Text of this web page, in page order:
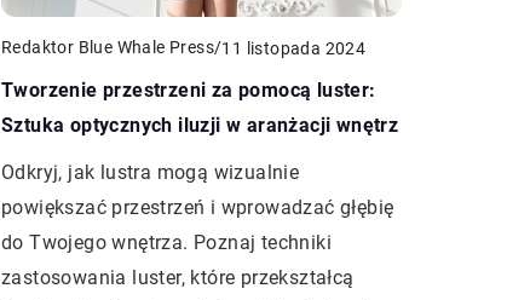
Redaktor Blue Whale Press/11 listopada 2024
Tworzenie przestrzeni za pomocą luster:
Sztuka optycznych iluzji w aranżacji wnętrz
Odkryj, jak lustra mogą wizualnie
powiększać przestrzeń i wprowadzać głębię
do Twojego wnętrza. Poznaj techniki
zastosowania luster, które przekształcą